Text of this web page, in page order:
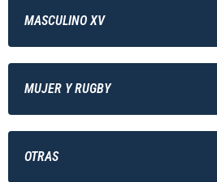
MASCULINO XV
MUJER Y RUGBY
OTRAS